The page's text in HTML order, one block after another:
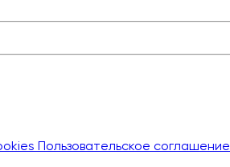
Пользовательское соглашение